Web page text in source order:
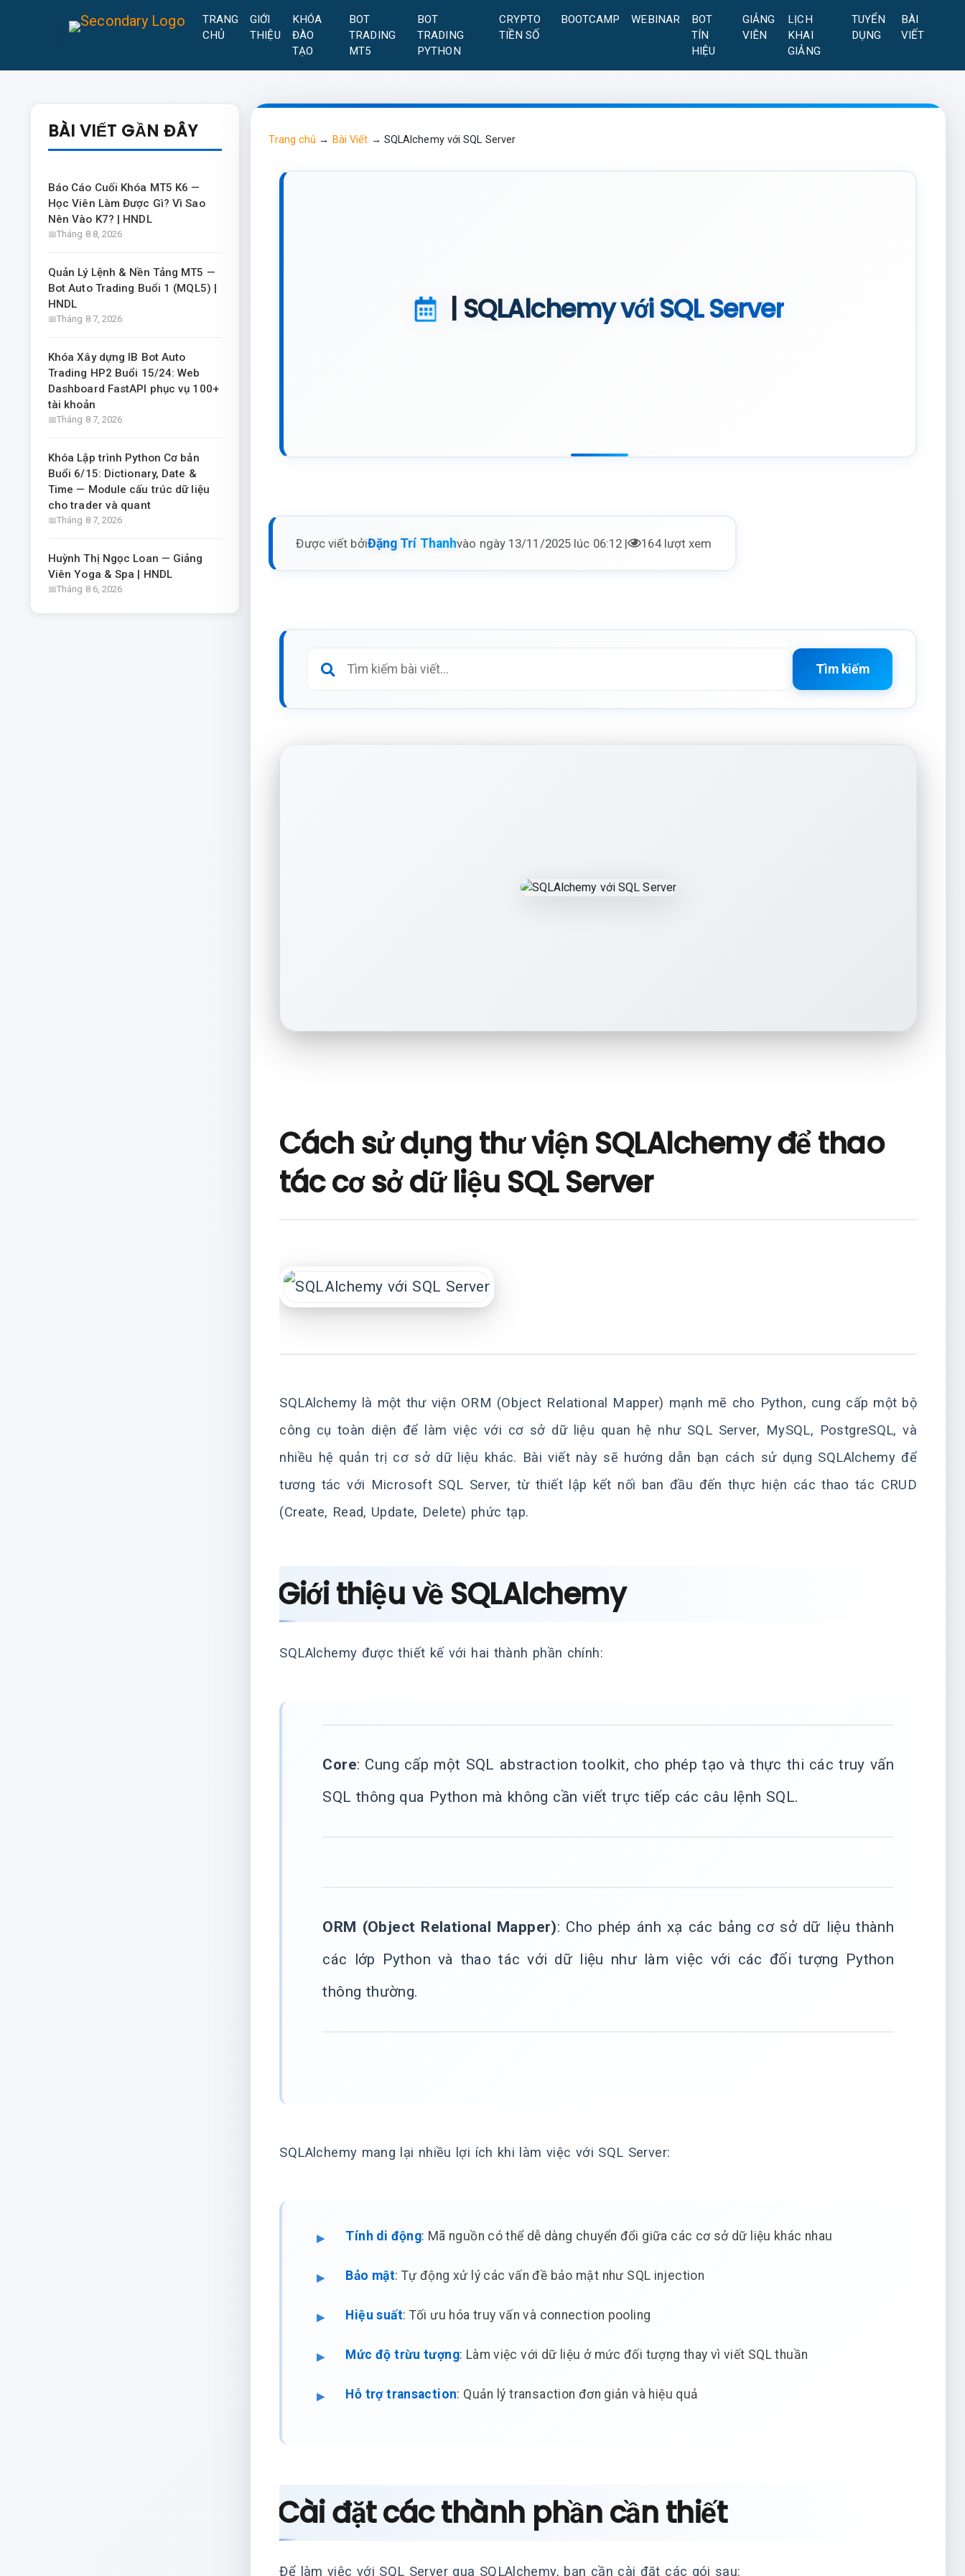
TRANG
CHỦ
GIỚI
THIỆU
KHÓA
ĐÀO
TẠO
BOT
TRADING
MT5
BOT
TRADING
PYTHON
CRYPTO
TIỀN SỐ
BOOTCAMP WEBINAR
BOT
TÍN
HIỆU
GIẢNG
VIÊN
LỊCH
KHAI
GIẢNG
TUYỂN
DỤNG
BÀI
VIẾT
BÀI VIẾT GẦN ĐÂY
Báo Cáo Cuối Khóa MT5 K6 —
Học Viên Làm Được Gì? Vì Sao
Nên Vào K7? | HNDL
Tháng 8 8, 2026
Quản Lý Lệnh & Nền Tảng MT5 —
Bot Auto Trading Buổi 1 (MQL5) |
HNDL
Tháng 8 7, 2026
Khóa Xây dựng IB Bot Auto
Trading HP2 Buổi 15/24: Web
Dashboard FastAPI phục vụ 100+
tài khoản
Tháng 8 7, 2026
Khóa Lập trình Python Cơ bản
Buổi 6/15: Dictionary, Date &
Time — Module cấu trúc dữ liệu
cho trader và quant
Tháng 8 7, 2026
Huỳnh Thị Ngọc Loan — Giảng
Viên Yoga & Spa | HNDL
Tháng 8 6, 2026
Trang chủ → Bài Viết → SQLAlchemy với SQL Server
| SQLAlchemy với SQL Server
Được viết bởiĐặng Trí Thanhvào ngày 13/11/2025 lúc 06:12 | 164 lượt xem
Tìm kiếm
Cách sử dụng thư viện SQLAlchemy để thao
tác cơ sở dữ liệu SQL Server
SQLAlchemy là một thư viện ORM (Object Relational Mapper) mạnh mẽ cho Python, cung cấp một bộ
công cụ toàn diện để làm việc với cơ sở dữ liệu quan hệ như SQL Server, MySQL, PostgreSQL, và
nhiều hệ quản trị cơ sở dữ liệu khác. Bài viết này sẽ hướng dẫn bạn cách sử dụng SQLAlchemy để
tương tác với Microsoft SQL Server, từ thiết lập kết nối ban đầu đến thực hiện các thao tác CRUD
(Create, Read, Update, Delete) phức tạp.
Giới thiệu về SQLAlchemy
SQLAlchemy được thiết kế với hai thành phần chính:
Core: Cung cấp một SQL abstraction toolkit, cho phép tạo và thực thi các truy vấn
SQL thông qua Python mà không cần viết trực tiếp các câu lệnh SQL.
ORM (Object Relational Mapper): Cho phép ánh xạ các bảng cơ sở dữ liệu thành
các lớp Python và thao tác với dữ liệu như làm việc với các đối tượng Python
thông thường.
SQLAlchemy mang lại nhiều lợi ích khi làm việc với SQL Server:
Tính di động: Mã nguồn có thể dễ dàng chuyển đổi giữa các cơ sở dữ liệu khác nhau
Bảo mật: Tự động xử lý các vấn đề bảo mật như SQL injection
Hiệu suất: Tối ưu hóa truy vấn và connection pooling
Mức độ trừu tượng: Làm việc với dữ liệu ở mức đối tượng thay vì viết SQL thuần
Hỗ trợ transaction: Quản lý transaction đơn giản và hiệu quả
Cài đặt các thành phần cần thiết
Để làm việc với SQL Server qua SQLAlchemy, bạn cần cài đặt các gói sau: